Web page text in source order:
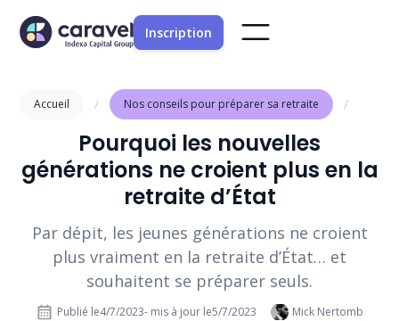
Inscription
Accueil / Nos conseils pour préparer sa retraite /
Pourquoi les nouvelles
générations ne croient plus en la
retraite d’État
Par dépit, les jeunes générations ne croient
plus vraiment en la retraite d’État… et
souhaitent se préparer seuls.
Publié le4/7/2023- mis à jour le5/7/2023
Mick Nertomb